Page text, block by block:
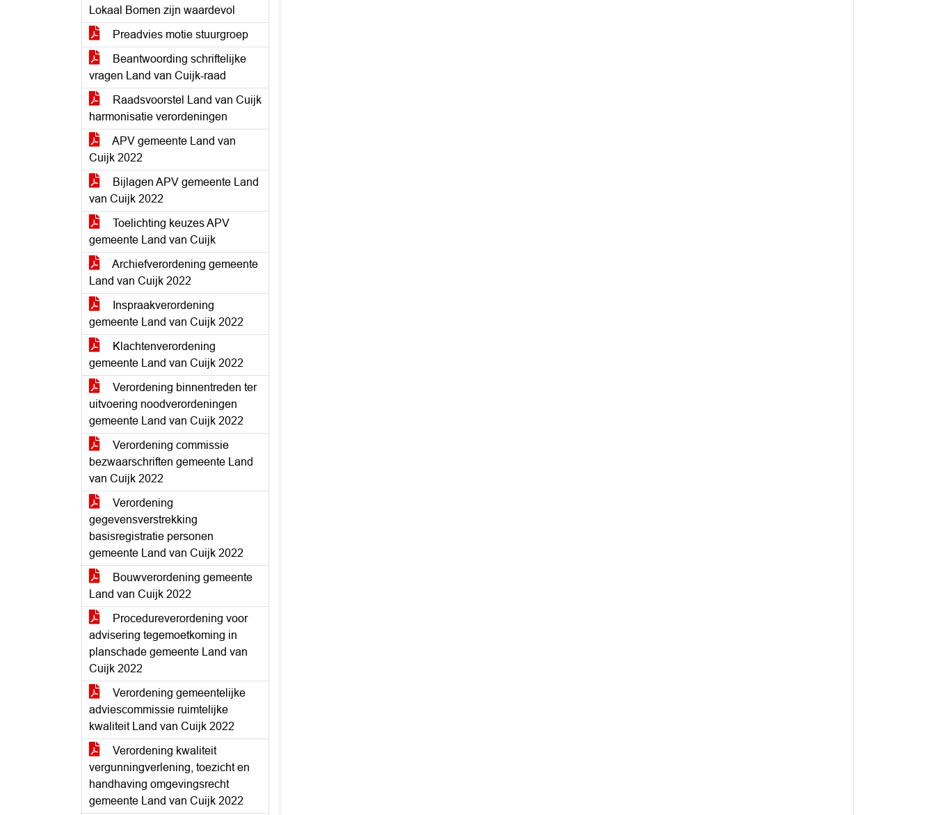
Lokaal Bomen zijn waardevol
Preadvies motie stuurgroep
Beantwoording schriftelijke
vragen Land van Cuijk-raad
Raadsvoorstel Land van Cuijk
harmonisatie verordeningen
APV gemeente Land van
Cuijk 2022
Bijlagen APV gemeente Land
van Cuijk 2022
Toelichting keuzes APV
gemeente Land van Cuijk
Archiefverordening gemeente
Land van Cuijk 2022
Inspraakverordening
gemeente Land van Cuijk 2022
Klachtenverordening
gemeente Land van Cuijk 2022
Verordening binnentreden ter
uitvoering noodverordeningen
gemeente Land van Cuijk 2022
Verordening commissie
bezwaarschriften gemeente Land
van Cuijk 2022
Verordening
gegevensverstrekking
basisregistratie personen
gemeente Land van Cuijk 2022
Bouwverordening gemeente
Land van Cuijk 2022
Procedureverordening voor
advisering tegemoetkoming in
planschade gemeente Land van
Cuijk 2022
Verordening gemeentelijke
adviescommissie ruimtelijke
kwaliteit Land van Cuijk 2022
Verordening kwaliteit
vergunningverlening, toezicht en
handhaving omgevingsrecht
gemeente Land van Cuijk 2022